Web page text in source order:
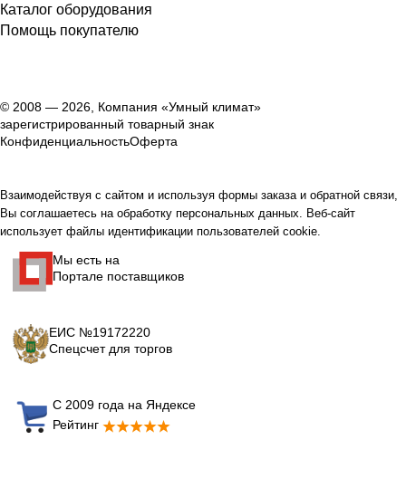
Каталог оборудования
Помощь покупателю
© 2008 — 2026, Компания «Умный климат»
зарегистрированный товарный знак
КонфиденциальностьОферта
Взаимодействуя с сайтом и используя формы заказа и обратной связи,
Вы соглашаетесь на обработку персональных данных. Веб-сайт
использует файлы идентификации пользователей cookie.
Мы есть на
Портале поставщиков
ЕИС №19172220
Спецсчет для торгов
С 2009 года на Яндексе
Рейтинг